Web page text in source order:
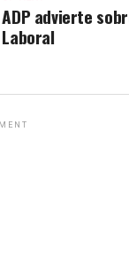
ADP advierte
Laboral